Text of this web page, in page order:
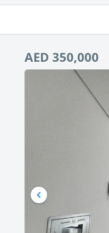
AED 350,000